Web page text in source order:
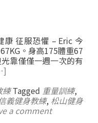
康 征服恐懼 – Eric 今
。身高175體重67
靠僅僅一週一次的有
練 Tagged 重量訓練,
義健身教練, 松山健身
a comment